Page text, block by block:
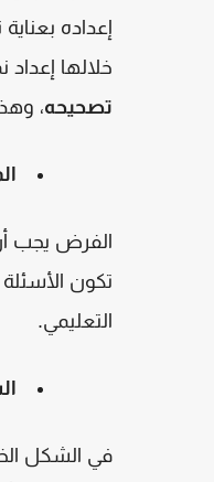
إعداده
خلالها
تصحيحه،
الفرض يجب
تكون
التعليمي.
في الشكل